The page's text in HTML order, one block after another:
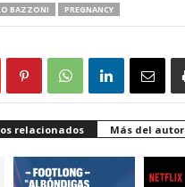
BAZZONI PREGNANCY
relacionados Más del autor